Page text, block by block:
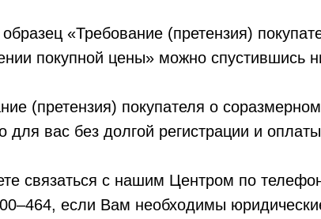
образец «Требование (претензия)
покупной цены» можно спустившись
(претензия) покупателя о
для вас без долгой регистрации и
связаться с нашим Центром по
если Вам необходимы